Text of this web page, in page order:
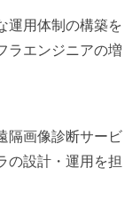
運用体制の構築を
ラエンジニアの増
隔画像診断サービ
の設計・運用を担